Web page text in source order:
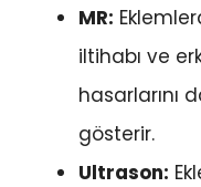
MR:
iltihabı ve
hasarlarını
gösterir.
Ultrason: